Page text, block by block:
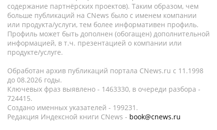
содержание партнёрских проектов). Таким образом, чем
больше публикаций на CNews было с именем компании
или продукта/услуги, тем более информативен профиль.
Профиль может быть дополнен (обогащен) дополнительной
информацией, в т.ч. презентацией о компании или
продукте/услуге.
Обработан архив публикаций портала CNews.ru c 11.1998
до 08.2026 годы.
Ключевых фраз выявлено - 1463330, в очереди разбора -
724415.
Создано именных указателей - 199231.
Редакция Индексной книги CNews - book@cnews.ru